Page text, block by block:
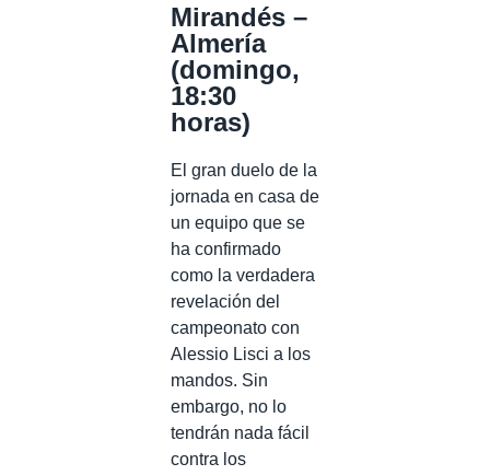
Mirandés –
Almería
(domingo,
18:30
horas)
El gran duelo de la
jornada en casa de
un equipo que se
ha confirmado
como la verdadera
revelación del
campeonato con
Alessio Lisci a los
mandos. Sin
embargo, no lo
tendrán nada fácil
contra los